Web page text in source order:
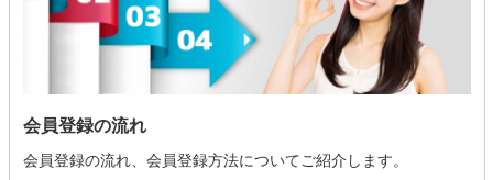
会員登録の流れ
会員登録の流れ、会員登録方法についてご紹介します。